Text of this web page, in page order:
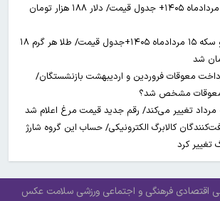
قیمت انواع ارز ۱۵ مردادماه ۱۴۰۵+ جدول قیمت/ دلار ۱۸۸ هزار تومان
آخرین قیمت طلا و سکه ۱۵ مردادماه ۱۴۰۵+جدول قیمت/ طلا هر گرم ۱۸
معوقات فروردین و اردیبهشت بازنشستگان/
معوقات مشخص شد؟
تغییر می‌کند/ رقم جدید قیمت مرغ اعلام شد
کالابرگ الکترونیکی/ حساب این گروه شارژ
تغییر کرد
اقتصادی فرهنگی و اجتماعی ورزشی سلامت عکس